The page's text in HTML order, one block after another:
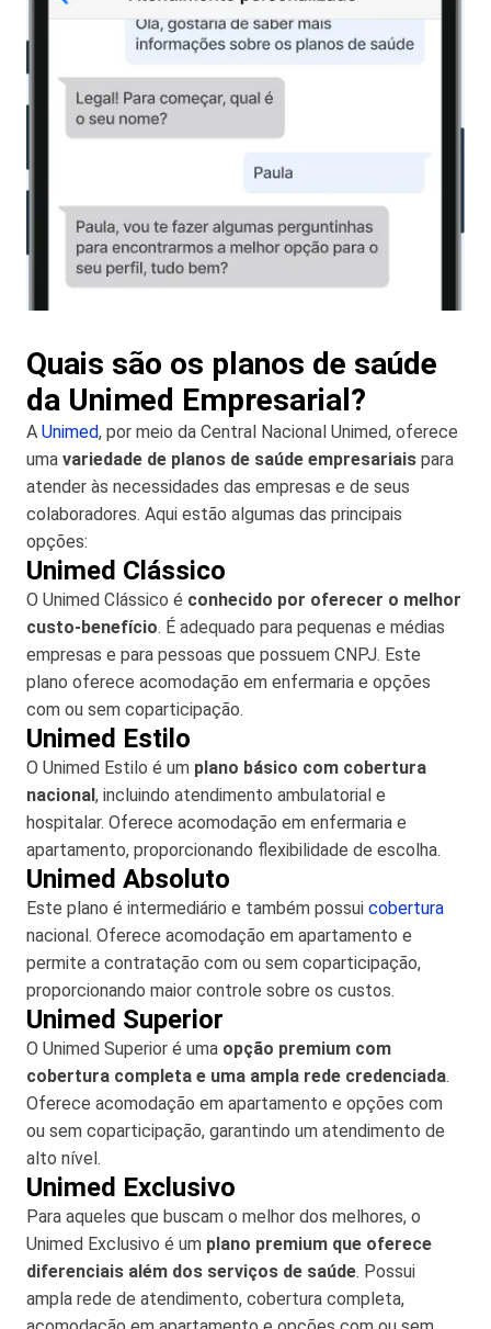
Quais são os planos de saúde
da Unimed Empresarial?
A Unimed, por meio da Central Nacional Unimed, oferece
uma variedade de planos de saúde empresariais para
atender às necessidades das empresas e de seus
colaboradores. Aqui estão algumas das principais
opções:
Unimed Clássico
O Unimed Clássico é conhecido por oferecer o melhor
custo-benefício. É adequado para pequenas e médias
empresas e para pessoas que possuem CNPJ. Este
plano oferece acomodação em enfermaria e opções
com ou sem coparticipação.
Unimed Estilo
O Unimed Estilo é um plano básico com cobertura
nacional, incluindo atendimento ambulatorial e
hospitalar. Oferece acomodação em enfermaria e
apartamento, proporcionando flexibilidade de escolha.
Unimed Absoluto
Este plano é intermediário e também possui cobertura
nacional. Oferece acomodação em apartamento e
permite a contratação com ou sem coparticipação,
proporcionando maior controle sobre os custos.
Unimed Superior
O Unimed Superior é uma opção premium com
cobertura completa e uma ampla rede credenciada.
Oferece acomodação em apartamento e opções com
ou sem coparticipação, garantindo um atendimento de
alto nível.
Unimed Exclusivo
Para aqueles que buscam o melhor dos melhores, o
Unimed Exclusivo é um plano premium que oferece
diferenciais além dos serviços de saúde. Possui
ampla rede de atendimento, cobertura completa,